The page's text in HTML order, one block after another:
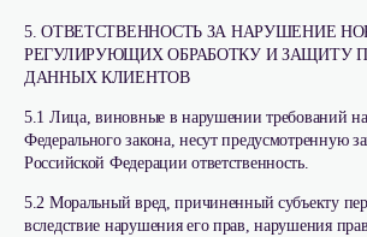
5. ОТВЕТСТВЕННОСТЬ ЗА НАРУШЕНИЕ
РЕГУЛИРУЮЩИХ ОБРАБОТКУ И ЗАЩИТУ
ДАННЫХ КЛИЕНТОВ
5.1 Лица, виновные в нарушении требований
Федерального закона, несут предусмотренную
Российской Федерации ответственность.
5.2 Моральный вред, причиненный субъекту
вследствие нарушения его прав, нарушения